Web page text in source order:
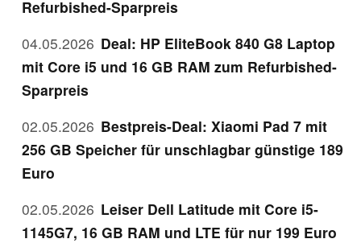
Refurbished-Sparpreis
04.05.2026 Deal: HP EliteBook 840 G8 Laptop
mit Core i5 und 16 GB RAM zum Refurbished-
Sparpreis
02.05.2026 Bestpreis-Deal: Xiaomi Pad 7 mit
256 GB Speicher für unschlagbar günstige 189
Euro
02.05.2026 Leiser Dell Latitude mit Core i5-
1145G7, 16 GB RAM und LTE für nur 199 Euro